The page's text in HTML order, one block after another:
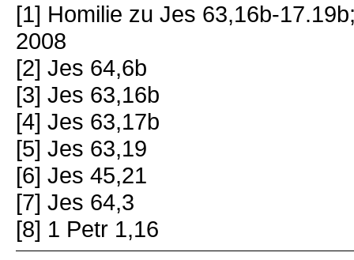
[1] Homilie zu Jes 63,16b-
2008
[2] Jes 64,6b
[3] Jes 63,16b
[4] Jes 63,17b
[5] Jes 63,19
[6] Jes 45,21
[7] Jes 64,3
[8] 1 Petr 1,16